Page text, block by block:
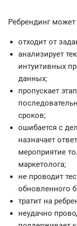
Ребрендинг
отходит от
анализирует
интуитивных
данных;
пропускает
сроков;
ошибается с
назначает
мероприятие
маркетолога;
не проводит
обновленного
тратит на
неудачно